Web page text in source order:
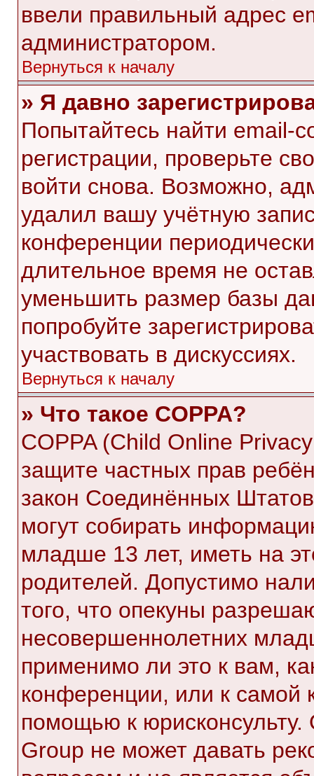
ввели правильный адрес
администратором.
Вернуться к началу
» Я давно
Попытайтесь найти email-
регистрации, проверьте
войти снова. Возможно,
удалил вашу учётную
конференции
длительное время не
уменьшить размер базы
попробуйте
участвовать в дискуссиях.
Вернуться к началу
» Что такое COPPA?
COPPA (Child Online
защите частных прав
закон Соединённых
могут собирать
младше 13 лет, иметь на
родителей. Допустимо
того, что опекуны
несовершеннолетних
применимо ли это к вам,
конференции, или к самой
помощью к
Group не может давать